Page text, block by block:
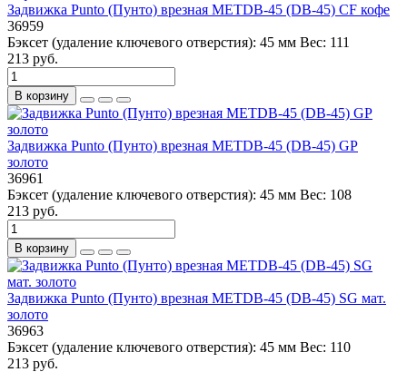
Задвижка Punto (Пунто) врезная METDB-45 (DB-45) CF кофе
36959
Бэксет (удаление ключевого отверстия): 45 мм Вес: 111
213 руб.
В корзину
Задвижка Punto (Пунто) врезная METDB-45 (DB-45) GP
золото
36961
Бэксет (удаление ключевого отверстия): 45 мм Вес: 108
213 руб.
В корзину
Задвижка Punto (Пунто) врезная METDB-45 (DB-45) SG мат.
золото
36963
Бэксет (удаление ключевого отверстия): 45 мм Вес: 110
213 руб.